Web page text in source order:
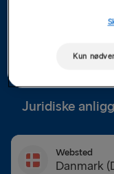
Travel Valg
Juridiske
Websted
Danmark
Kun